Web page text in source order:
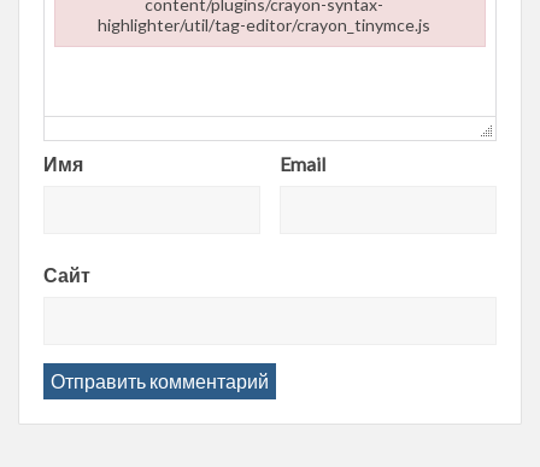
Имя Email
Сайт
highlighter/util/tag-editor/crayon_tinymce.js
Failed to load plugin url: https://entropii.net/wp-content/